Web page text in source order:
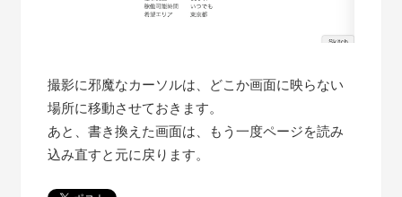
撮影に邪魔なカーソルは、どこか画面に映らない
場所に移動させておきます。
あと、書き換えた画面は、もう一度ページを読み
込み直すと元に戻ります。